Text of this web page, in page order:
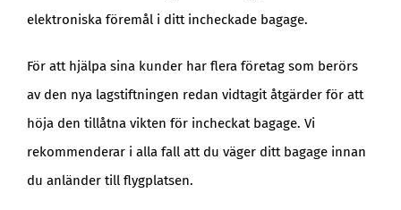
elektroniska föremål i ditt incheckade bagage.
För att hjälpa sina kunder har flera företag som berörs
av den nya lagstiftningen redan vidtagit åtgärder för att
höja den tillåtna vikten för incheckat bagage. Vi
rekommenderar i alla fall att du väger ditt bagage innan
du anländer till flygplatsen.